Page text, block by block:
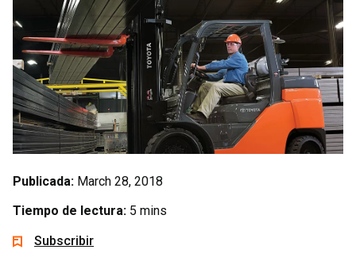
Publicada: March 28, 2018
Tiempo de lectura: 5 mins
Subscribir